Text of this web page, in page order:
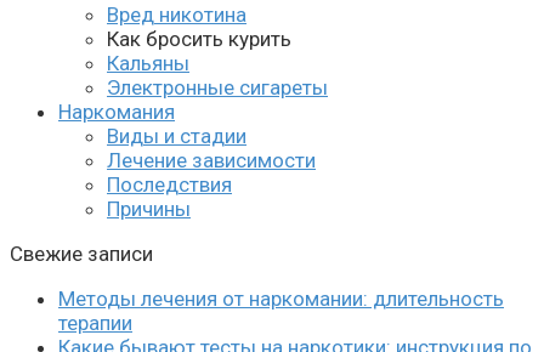
Вред никотина
Как бросить курить
Кальяны
Электронные сигареты
Наркомания
Виды и стадии
Лечение зависимости
Последствия
Причины
Свежие записи
Методы лечения от наркомании: длительность
терапии
Какие бывают тесты на наркотики: инструкция по